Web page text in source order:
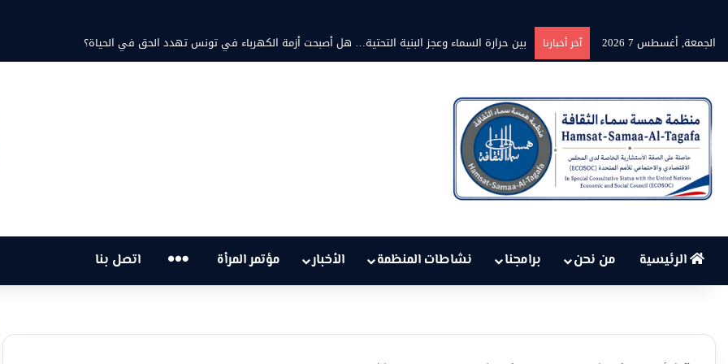
الجمعة, أغسطس 7 2026
آخر أخبارنا بين حرارة السماء وعجز البنية التحتية… هل أصبحت أزمة الكهرباء في تونس تهدد الحق في الحياة؟
الرئيسية من نحن برامجنا نشاطات المنظمة الأخبار مؤتمر المرأة … اتصل بنا